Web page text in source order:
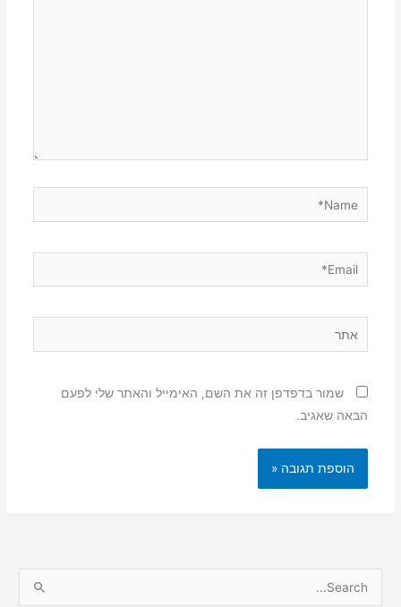
Email*
שמור בדפדפן זה את השם, האימייל והאתר שלי לפעם
הבאה שאגיב.